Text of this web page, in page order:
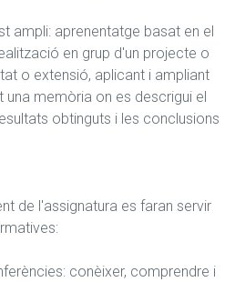
ampli: aprenentatge basat en el
en grup d'un projecte o
o extensió, aplicant i ampliant
memòria on es descrigui el
obtinguts i les conclusions
de l'assignatura es faran servir
conèixer, comprendre i